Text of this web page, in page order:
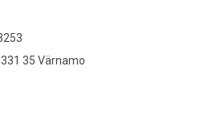
35 Värnamo